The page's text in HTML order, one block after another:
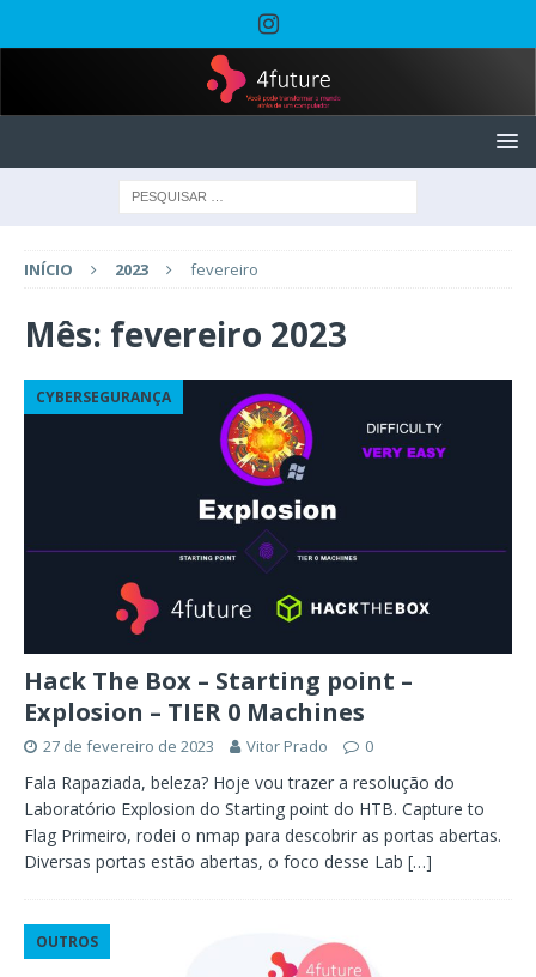
INÍCIO 2023 fevereiro
Mês: fevereiro 2023
CYBERSEGURANÇA
Hack The Box – Starting point –
Explosion – TIER 0 Machines
27 de fevereiro de 2023 Vitor Prado 0
Fala Rapaziada, beleza? Hoje vou trazer a resolução do
Laboratório Explosion do Starting point do HTB. Capture to
Flag Primeiro, rodei o nmap para descobrir as portas abertas.
Diversas portas estão abertas, o foco desse Lab […]
OUTROS